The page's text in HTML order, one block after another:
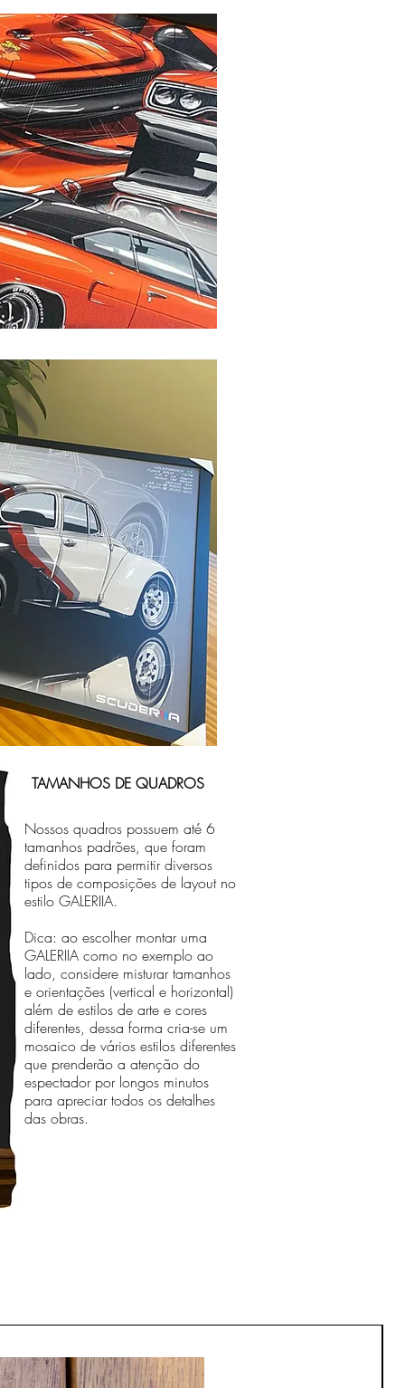
TAMANHOS DE QUADROS
Nossos quadros possuem até 6
tamanhos padrões, que foram
definidos para permitir diversos
tipos de composições de layout no
estilo GALERIIA.
Dica: ao escolher montar uma
GALERIIA como no exemplo ao
lado, considere misturar tamanhos
e orientações (vertical e horizontal)
além de estilos de arte e cores
diferentes, dessa forma cria-se um
mosaico de vários estilos diferentes
que prenderão a atenção do
espectador por longos minutos
para apreciar todos os detalhes
das obras.